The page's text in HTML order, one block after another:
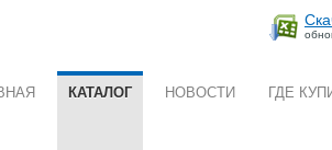
КАТАЛОГ НОВОСТИ ГДЕ